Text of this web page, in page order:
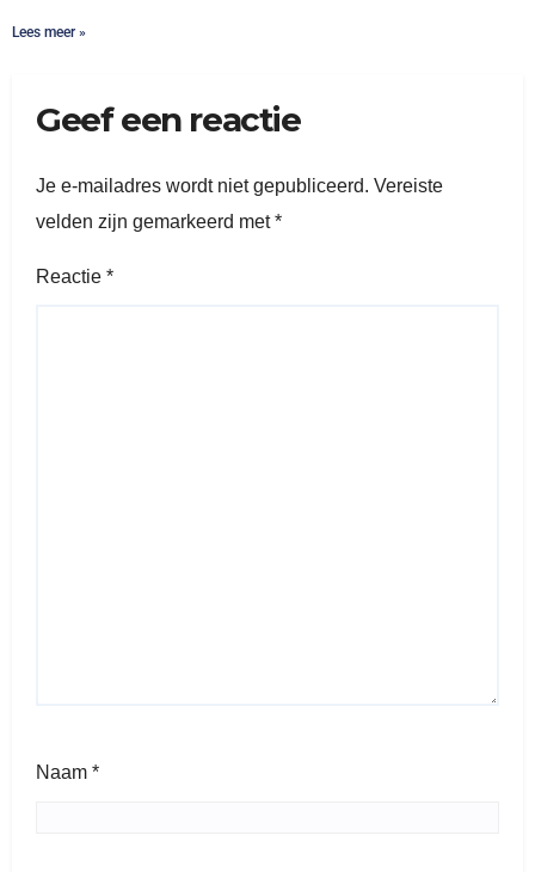
Lees meer »
Geef een reactie
Je e-mailadres wordt niet gepubliceerd. Vereiste
velden zijn gemarkeerd met*
Reactie *
Naam *